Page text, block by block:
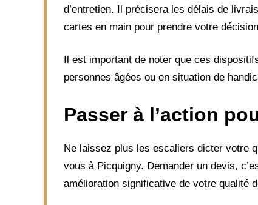
d’entretien. Il précisera les délais de
cartes en main pour prendre votre
Il est important de noter que ces
personnes âgées ou en situation de
Passer à l’action
Ne laissez plus les escaliers dicter votre
vous à Picquigny. Demander un devis,
amélioration significative de votre qualité